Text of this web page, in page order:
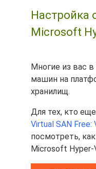
Настройка
Microsoft
Многие из вас
машин на
хранилищ.
Для тех, кто
Virtual SAN
посмотреть,
Microsoft Hyper-